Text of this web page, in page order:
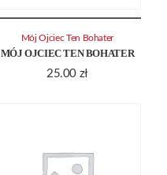
MÓJ OJCIEC TEN BOHATER
25.00 zł
Mój Ojciec Ten Bohater